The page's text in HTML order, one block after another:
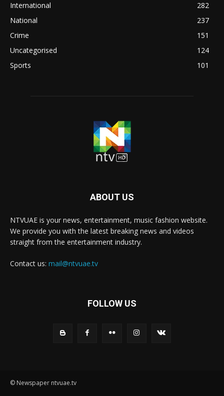
International
282
National
237
Crime
151
Uncategorised
124
Sports
101
ABOUT US
NTVUAE is your news, entertainment, music fashion website.
We provide you with the latest breaking news and videos
straight from the entertainment industry.
Contact us: mail@ntvuae.tv
FOLLOW US
© Newspaper ntvuae.tv